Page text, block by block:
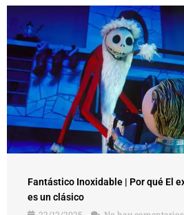
Fantástico Inoxidable | Por qué El
es un clásico